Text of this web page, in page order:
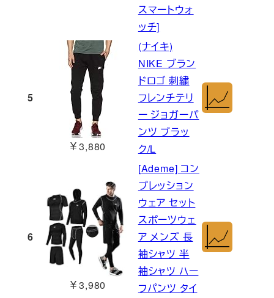
スマートウォ
ッチ]
5
￥3,880
(ナイキ)
NIKE ブラン
ドロゴ 刺繍
フレンチテリ
ー ジョガーパ
ンツ ブラッ
ク/L
6
￥3,980
[Ademe] コン
プレッション
ウェア セット
スポーツウェ
ア メンズ 長
袖シャツ 半
袖シャツ ハー
フパンツ タイ